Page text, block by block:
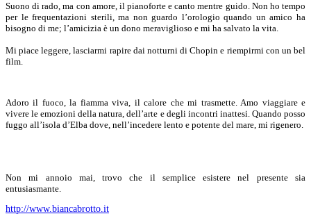
Suono di rado, ma con amore, il pianoforte e canto mentre guido. Non ho tempo
per le frequentazioni sterili, ma non guardo l’orologio quando un amico ha
bisogno di me; l’amicizia è un dono meraviglioso e mi ha salvato la vita.
Mi piace leggere, lasciarmi rapire dai notturni di Chopin e riempirmi con un bel
film.
Adoro il fuoco, la fiamma viva, il calore che mi trasmette. Amo viaggiare e
vivere le emozioni della natura, dell’arte e degli incontri inattesi. Quando posso
fuggo all’isola d’Elba dove, nell’incedere lento e potente del mare, mi rigenero.
Non mi annoio mai, trovo che il semplice esistere nel presente sia
entusiasmante.
http://www.biancabrotto.it